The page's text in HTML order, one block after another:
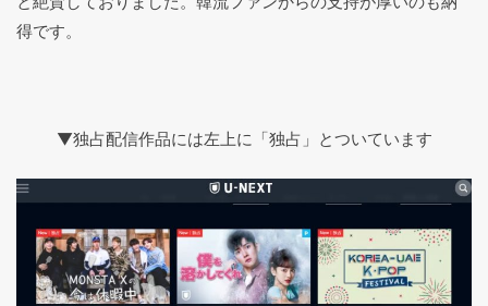
得です。
▼独占配信作品には左上に「独占」とついています